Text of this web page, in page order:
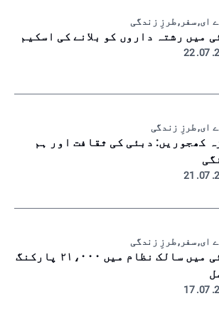
ای, سفر, طرزِ زندگی
میں رشتہ داروں کو بلانے کی اسکیم
ای, طرزِ زندگی
کھجوریں: دبئی کی ثقافت اور ہم
ای, سفر, طرزِ زندگی
دبئی میں سالک نظام میں ۲۱،۰۰۰ پارکنگ